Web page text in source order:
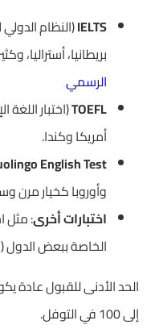
IELTS(النظام
بريطانيا، أستراليا،
الرسمي
TOEFL(اختبار
أمريكا وكندا.
English Test
وأوروبا كخيار مرن
اختبارات أخرى
الخاصة ببعض الدول
إلى 100 في التوفل.